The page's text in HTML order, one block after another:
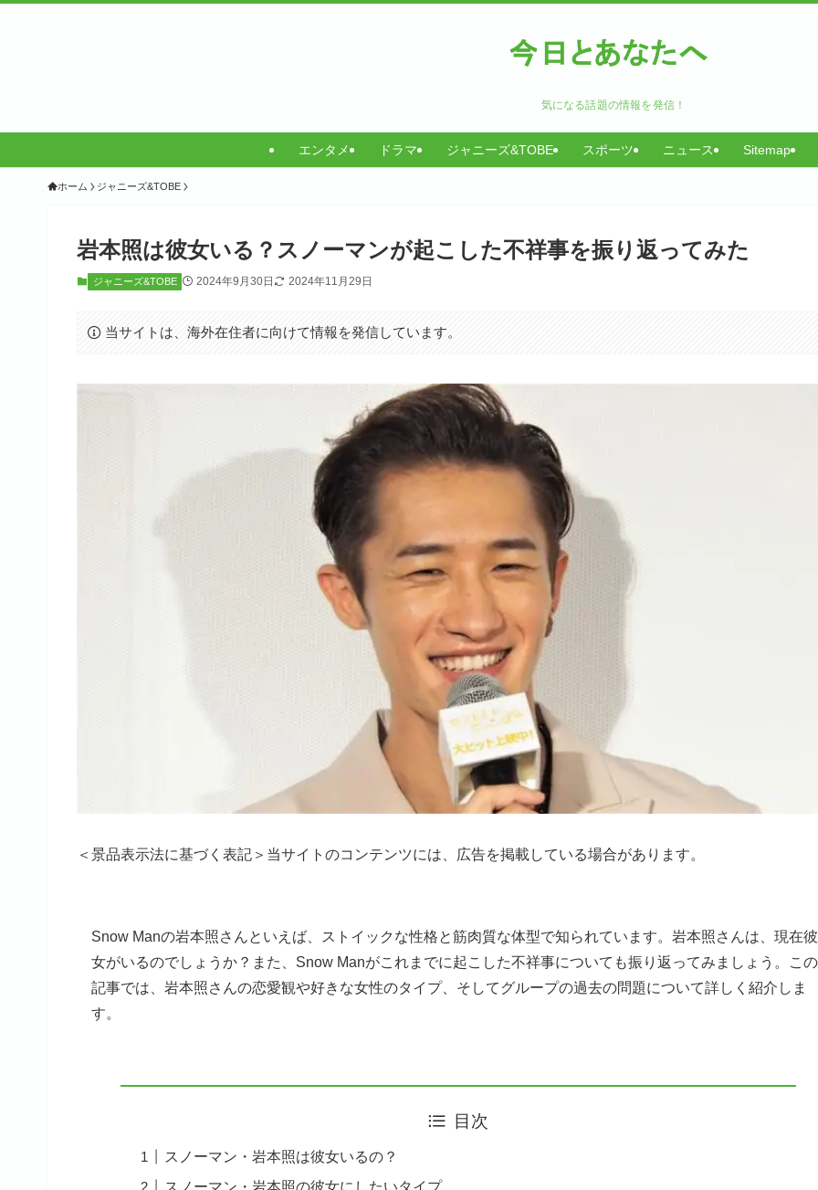
気になる話題の情報を発信！
エンタメ ドラマ ジャニーズ&TOBE スポーツ ニュース Sitemap
ホーム ジャニーズ&TOBE
岩本照は彼女いる？スノーマンが起こした不祥事を振り返ってみた
ジャニーズ&TOBE 2024年9月30日 2024年11月29日
当サイトは、海外在住者に向けて情報を発信しています。
＜景品表示法に基づく表記＞当サイトのコンテンツには、広告を掲載している場合があります。
Snow Manの岩本照さんといえば、ストイックな性格と筋肉質な体型で知られています。岩本照さんは、現在彼
女がいるのでしょうか？また、Snow Manがこれまでに起こした不祥事についても振り返ってみましょう。この
記事では、岩本照さんの恋愛観や好きな女性のタイプ、そしてグループの過去の問題について詳しく紹介しま
す。
目次
スノーマン・岩本照は彼女いるの？
スノーマン・岩本照の彼女にしたいタイプ